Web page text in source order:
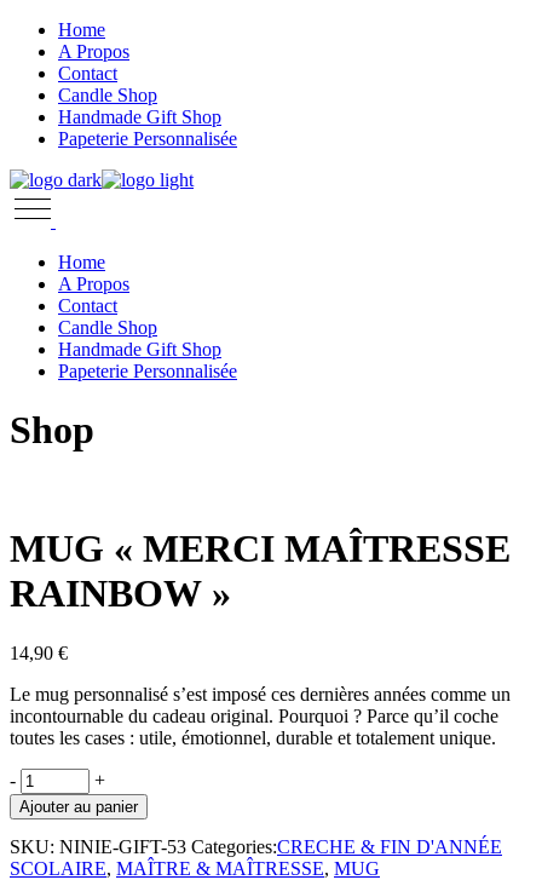
Skip
content
Home
A Propos
Contact
Candle Shop
Handmade Gift Shop
Papeterie Personnalisée
Home
A Propos
Contact
Candle Shop
Handmade Gift Shop
Papeterie Personnalisée
Shop
MUG « MERCI MAÎTRESSE
RAINBOW »
14,90 €
Le mug personnalisé s’est imposé ces dernières années comme un
incontournable du cadeau original. Pourquoi ? Parce qu’il coche
toutes les cases : utile, émotionnel, durable et totalement unique.
MUG
"MERCI
MAÎTRESSE
RAINBOW"
quantity
- +
Ajouter au panier
SKU: NINIE-GIFT-53 Categories:CRECHE & FIN D'ANNÉE
SCOLAIRE, MAÎTRE & MAÎTRESSE, MUG